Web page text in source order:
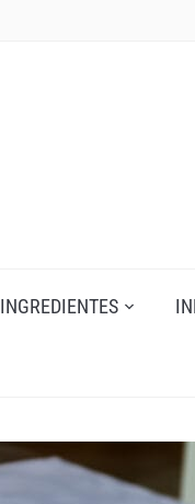
INGREDIENTES